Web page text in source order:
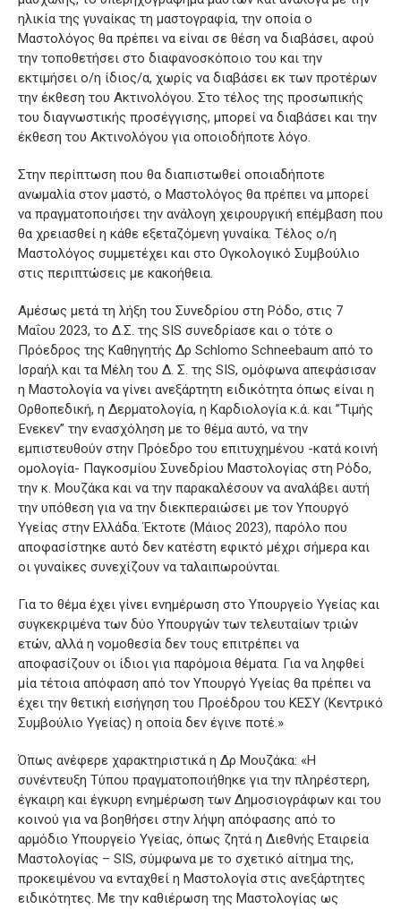
ηλικία της γυναίκας τη μαστογραφία, την οποία ο
Μαστολόγος θα πρέπει να είναι σε θέση να διαβάσει, αφού
την τοποθετήσει στο διαφανοσκόποιο του και την
εκτιμήσει ο/η ίδιος/α, χωρίς να διαβάσει εκ των προτέρων
την έκθεση του Ακτινολόγου. Στο τέλος της προσωπικής
του διαγνωστικής προσέγγισης, μπορεί να διαβάσει και την
έκθεση του Ακτινολόγου για οποιοδήποτε λόγο.
Στην περίπτωση που θα διαπιστωθεί οποιαδήποτε
ανωμαλία στον μαστό, ο Μαστολόγος θα πρέπει να μπορεί
να πραγματοποιήσει την ανάλογη χειρουργική επέμβαση που
θα χρειασθεί η κάθε εξεταζόμενη γυναίκα. Τέλος ο/η
Μαστολόγος συμμετέχει και στο Ογκολογικό Συμβούλιο
στις περιπτώσεις με κακοήθεια.
Αμέσως μετά τη λήξη του Συνεδρίου στη Ρόδο, στις 7
Μαΐου 2023, το Δ.Σ. της SIS συνεδρίασε και ο τότε ο
Πρόεδρος της Καθηγητής Δρ Schlomo Schneebaum από το
Ισραήλ και τα Μέλη του Δ. Σ. της SIS, ομόφωνα απεφάσισαν
η Μαστολογία να γίνει ανεξάρτητη ειδικότητα όπως είναι η
Ορθοπεδική, η Δερματολογία, η Καρδιολογία κ.ά. και ”Τιμής
Ένεκεν” την ενασχόληση με το θέμα αυτό, να την
εμπιστευθούν στην Πρόεδρο του επιτυχημένου -κατά κοινή
ομολογία- Παγκοσμίου Συνεδρίου Μαστολογίας στη Ρόδο,
την κ. Μουζάκα και να την παρακαλέσουν να αναλάβει αυτή
την υπόθεση για να την διεκπεραιώσει με τον Υπουργό
Υγείας στην Ελλάδα. Έκτοτε (Μάιος 2023), παρόλο που
αποφασίστηκε αυτό δεν κατέστη εφικτό μέχρι σήμερα και
οι γυναίκες συνεχίζουν να ταλαιπωρούνται.
Για το θέμα έχει γίνει ενημέρωση στο Υπουργείο Υγείας και
συγκεκριμένα των δύο Υπουργών των τελευταίων τριών
ετών, αλλά η νομοθεσία δεν τους επιτρέπει να
αποφασίζουν οι ίδιοι για παρόμοια θέματα. Για να ληφθεί
μία τέτοια απόφαση από τον Υπουργό Υγείας θα πρέπει να
έχει την θετική εισήγηση του Προέδρου του ΚΕΣΥ (Κεντρικό
Συμβούλιο Υγείας) η οποία δεν έγινε ποτέ.»
Όπως ανέφερε χαρακτηριστικά η Δρ Μουζάκα: «Η
συνέντευξη Τύπου πραγματοποιήθηκε για την πληρέστερη,
έγκαιρη και έγκυρη ενημέρωση των Δημοσιογράφων και του
κοινού για να βοηθήσει στην λήψη απόφασης από το
αρμόδιο Υπουργείο Υγείας, όπως ζητά η Διεθνής Εταιρεία
Μαστολογίας – SIS, σύμφωνα με το σχετικό αίτημα της,
προκειμένου να ενταχθεί η Μαστολογία στις ανεξάρτητες
ειδικότητες. Με την καθιέρωση της Μαστολογίας ως